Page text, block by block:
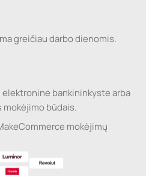
greičiau darbo dienomis.
bankininkyste arba
būdais.
mokėjimų